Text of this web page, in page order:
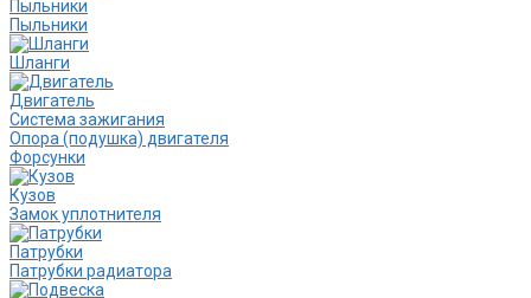
Пыльники
Пыльники
Шланги
Двигатель
Система зажигания
Опора (подушка) двигателя
Форсунки
Кузов
Замок уплотнителя
Патрубки
Патрубки радиатора